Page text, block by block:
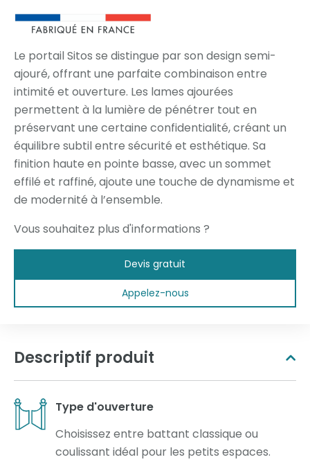
Le portail Sitos se distingue par son design semi-
ajouré, offrant une parfaite combinaison entre
intimité et ouverture. Les lames ajourées
permettent à la lumière de pénétrer tout en
préservant une certaine confidentialité, créant un
équilibre subtil entre sécurité et esthétique. Sa
finition haute en pointe basse, avec un sommet
effilé et raffiné, ajoute une touche de dynamisme et
de modernité à l’ensemble.
Vous souhaitez plus d'informations ?
Devis gratuit
Appelez-nous
Descriptif produit
Type d'ouverture
Choisissez entre battant classique ou
coulissant idéal pour les petits espaces.